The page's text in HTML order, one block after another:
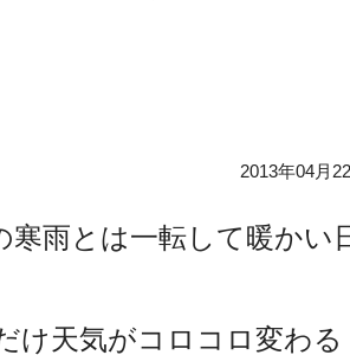
2013年04月
寒雨とは一転して暖かい
天気がコロコロ変わる